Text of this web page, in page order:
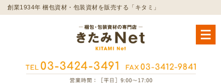
創業1934年 梱包資材・包装資材を販売する「キタミ」